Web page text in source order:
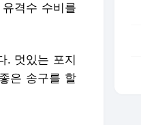
격수 수비를
. 멋있는 포지
은 송구를 할